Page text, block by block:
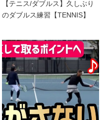
【テニス/ダブルス】久しぶり
のダブルス練習【TENNIS】